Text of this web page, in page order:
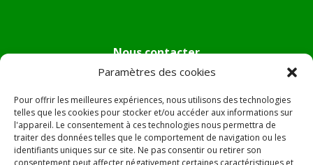
Paramètres des cookies
Pour offrir les meilleures expériences, nous utilisons des technologies
telles que les cookies pour stocker et/ou accéder aux informations sur
l'appareil. Le consentement à ces technologies nous permettra de
traiter des données telles que le comportement de navigation ou les
identifiants uniques sur ce site. Ne pas consentir ou retirer son
consentement peut affecter négativement certaines caractéristiques et
Nous contacter
Tél :04.95.36.24.02
Mail:
mairie.pietradiverde@wanadoo.fr
Adresse :Hôtel de ville de Pietra di Verde
Le village
20230 Pietra di Verde